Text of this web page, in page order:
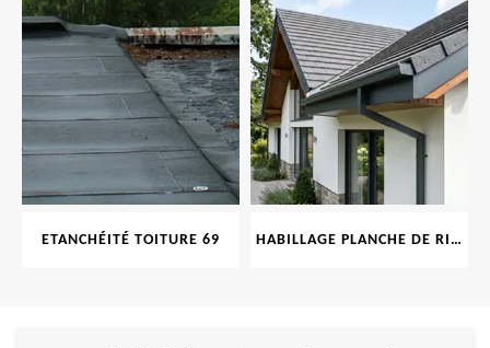
ETANCHÉITÉ TOITURE 69 HABILLAGE PLANCHE DE RIVE 69